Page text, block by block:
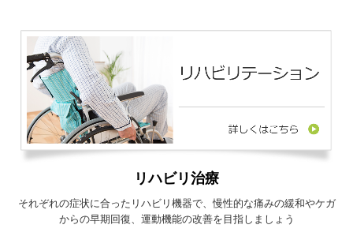
リハビリ治療
それぞれの症状に合ったリハビリ機器で、慢性的な痛みの緩和やケガ
からの早期回復、運動機能の改善を目指しましょう